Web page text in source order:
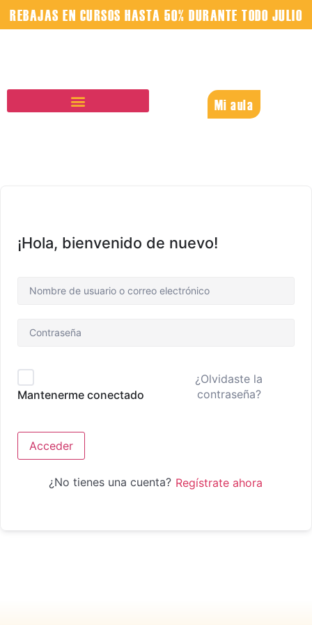
REBAJAS EN CURSOS HASTA 50% DURANTE TODO JULIO
Mi aula
¡Hola, bienvenido de nuevo!
Mantenerme conectado
¿Olvidaste la
contraseña?
Acceder
¿No tienes una cuenta? Regístrate ahora